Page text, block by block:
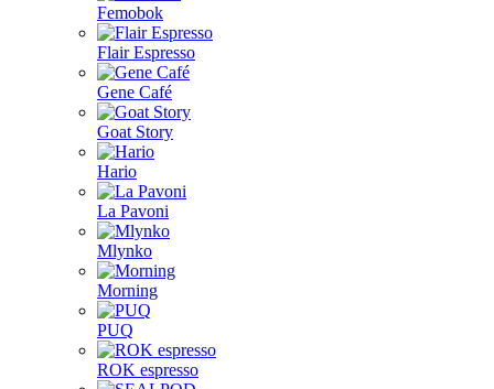
Femobok
Flair Espresso
Gene Café
Goat Story
Hario
La Pavoni
Mlynko
Morning
PUQ
ROK espresso